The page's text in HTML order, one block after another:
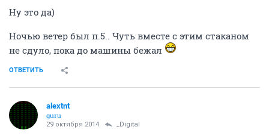
Ну это да)
Ночью ветер был п.5.. Чуть вместе с этим стаканом
не сдуло, пока до машины бежал
ОТВЕТИТЬ
alextnt
guru
29 октября 2014 _Digital